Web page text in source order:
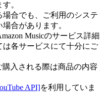
。
合でも、ご利用のシステ
合があります。
Musicのサービス詳細
各サービスにて十分にご
購入される際は商品の内容
API]を利用していま